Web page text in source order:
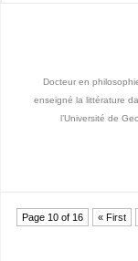
Docteur en
enseigné la littérature
l’Université de
Page 10 of 16 « First